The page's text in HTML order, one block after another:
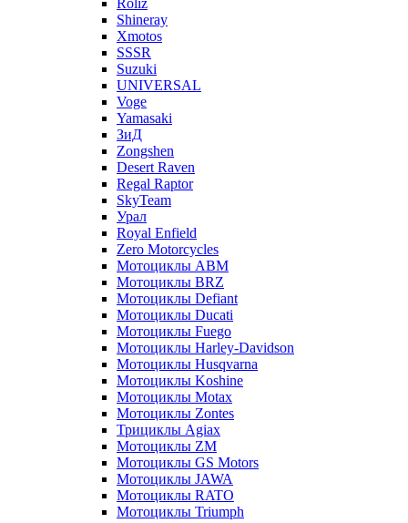
Roliz
Shineray
Xmotos
SSSR
Suzuki
UNIVERSAL
Voge
Yamasaki
ЗиД
Zongshen
Desert Raven
Regal Raptor
SkyTeam
Урал
Royal Enfield
Zero Motorcycles
Мотоциклы ABM
Мотоциклы BRZ
Мотоциклы Defiant
Мотоциклы Ducati
Мотоциклы Fuego
Мотоциклы Harley-Davidson
Мотоциклы Husqvarna
Мотоциклы Koshine
Мотоциклы Motax
Мотоциклы Zontes
Трициклы Agiax
Мотоциклы ZM
Мотоциклы GS Motors
Мотоциклы JAWA
Мотоциклы RATO
Мотоциклы Triumph